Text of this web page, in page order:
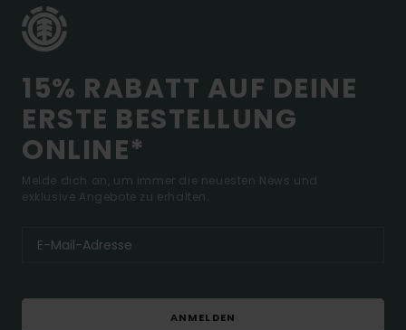
15% RABATT AUF DEINE
ERSTE BESTELLUNG
ONLINE*
Melde dich an, um immer die neuesten News und
exklusive Angebote zu erhalten.
ANMELDEN